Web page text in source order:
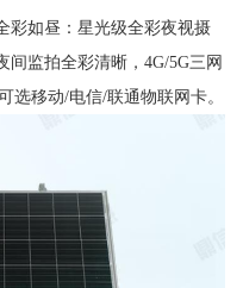
彩如昼：星光级全彩夜视摄
监拍全彩清晰，4G/5G三网
选移动/电信/联通物联网卡。